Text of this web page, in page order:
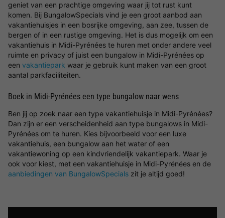
geniet van een prachtige omgeving waar jij tot rust kunt
komen. Bij BungalowSpecials vind je een groot aanbod aan
vakantiehuisjes in een bosrijke omgeving, aan zee, tussen de
bergen of in een rustige omgeving. Het is dus mogelijk om een
vakantiehuis in Midi-Pyrénées te huren met onder andere veel
ruimte en privacy of juist een bungalow in Midi-Pyrénées op
een vakantiepark waar je gebruik kunt maken van een groot
aantal parkfaciliteiten.
Boek in Midi-Pyrénées een type bungalow naar wens
Ben jij op zoek naar een type vakantiehuisje in Midi-Pyrénées?
Dan zijn er een verscheidenheid aan type bungalows in Midi-
Pyrénées om te huren. Kies bijvoorbeeld voor een luxe
vakantiehuis, een bungalow aan het water of een
vakantiewoning op een kindvriendelijk vakantiepark. Waar je
ook voor kiest, met een vakantiehuisje in Midi-Pyrénées en de
aanbiedingen van BungalowSpecials zit je altijd goed!